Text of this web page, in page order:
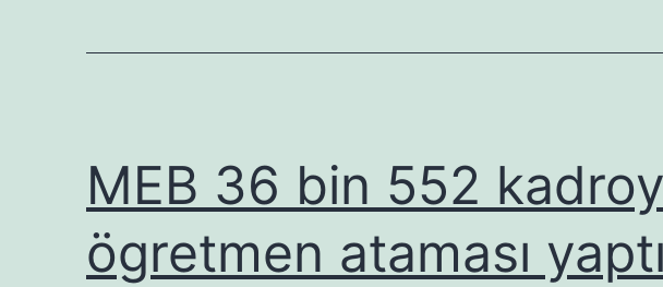
MEB 36 bin 552
ögretmen ataması